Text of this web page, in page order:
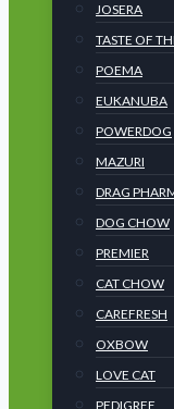
JOSERA
TASTE OF
POEMA
EUKANUBA
POWERDOG
MAZURI
DRAG
DOG CHOW
PREMIER
CAT CHOW
CAREFRESH
OXBOW
LOVE CAT
PEDIGREE